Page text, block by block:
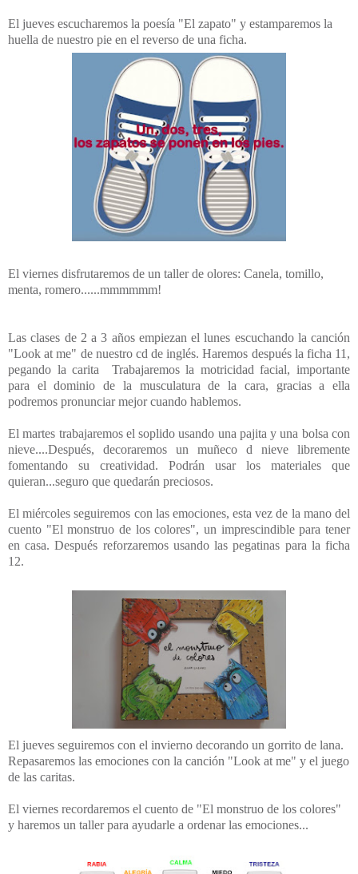
El jueves escucharemos la poesía "El zapato" y estamparemos la
huella de nuestro pie en el reverso de una ficha.
El viernes disfrutaremos de un taller de olores: Canela, tomillo,
menta, romero......mmmmmm!
Las clases de 2 a 3 años empiezan el lunes escuchando la canción
"Look at me" de nuestro cd de inglés. Haremos después la ficha 11,
pegando la carita Trabajaremos la motricidad facial, importante
para el dominio de la musculatura de la cara, gracias a ella
podremos pronunciar mejor cuando hablemos.
El martes trabajaremos el soplido usando una pajita y una bolsa con
nieve....Después, decoraremos un muñeco d nieve libremente
fomentando su creatividad. Podrán usar los materiales que
quieran...seguro que quedarán preciosos.
El miércoles seguiremos con las emociones, esta vez de la mano del
cuento "El monstruo de los colores", un imprescindible para tener
en casa. Después reforzaremos usando las pegatinas para la ficha
12.
El jueves seguiremos con el invierno decorando un gorrito de lana.
Repasaremos las emociones con la canción "Look at me" y el juego
de las caritas.
El viernes recordaremos el cuento de "El monstruo de los colores"
y haremos un taller para ayudarle a ordenar las emociones...